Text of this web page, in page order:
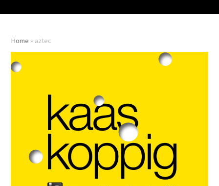
Home » aztec